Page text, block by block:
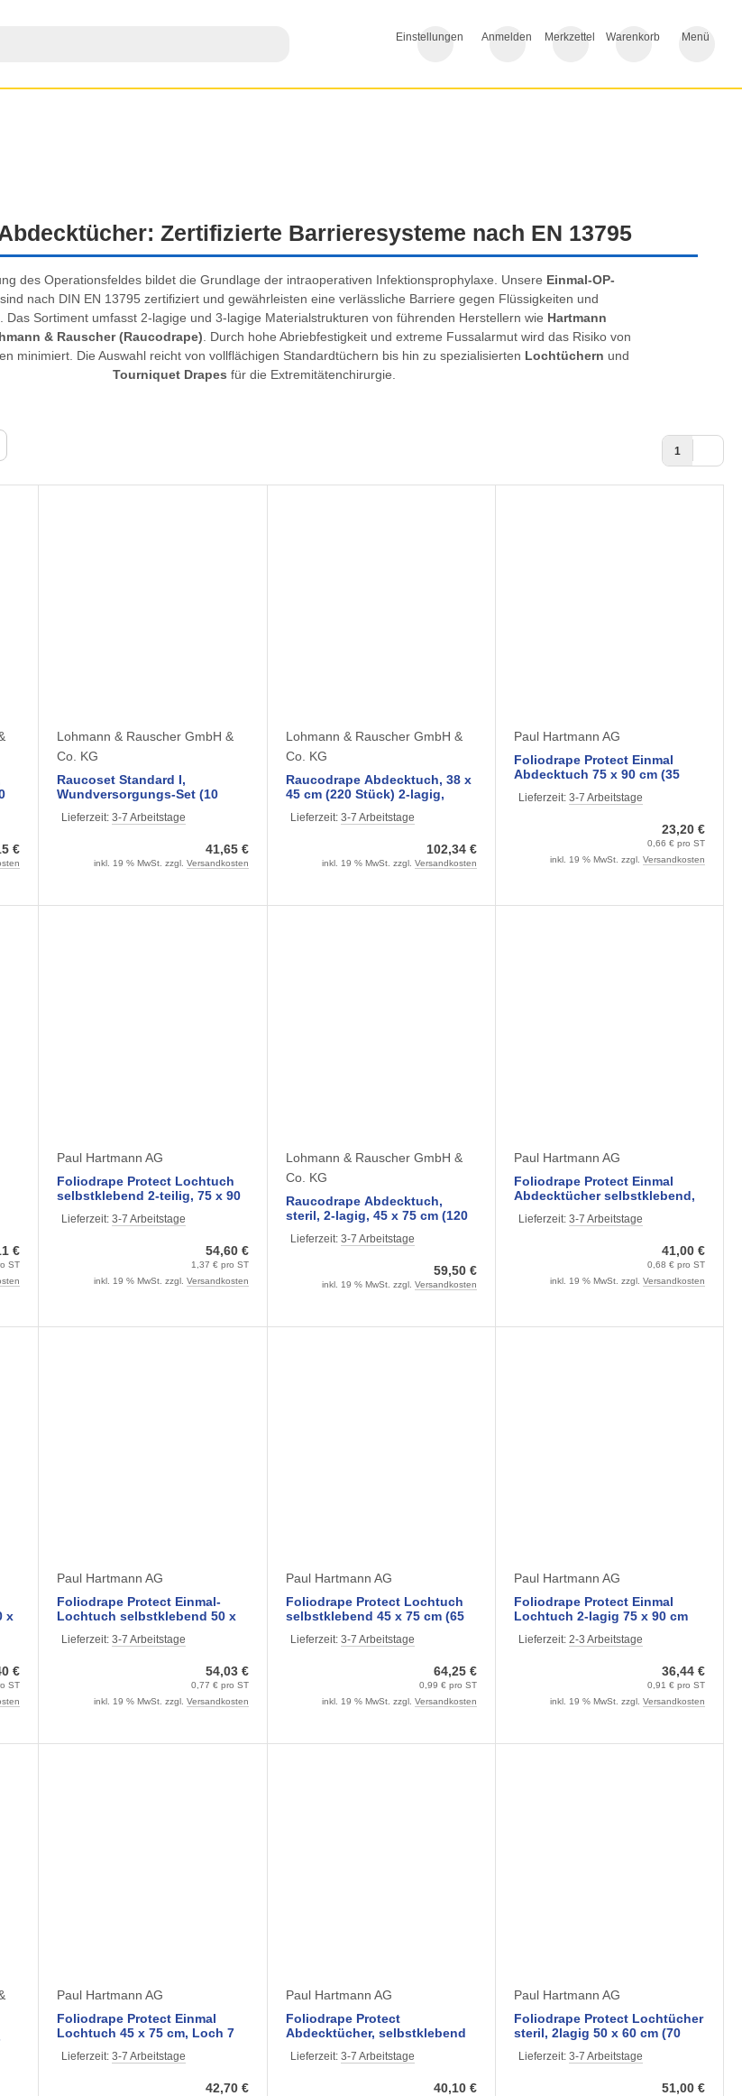
Einstellungen Anmelden Merkzettel Warenkorb Menü
Zertifizierte Barrieresysteme nach EN 13795
des Operationsfeldes bildet die Grundlage der intraoperativen Infektionsprophylaxe. Unsere Einmal-OP-
nach DIN EN 13795 zertifiziert und gewährleisten eine verlässliche Barriere gegen Flüssigkeiten und
Das Sortiment umfasst 2-lagige und 3-lagige Materialstrukturen von führenden Herstellern wie Hartmann
& Rauscher (Raucodrape) . Durch hohe Abriebfestigkeit und extreme Fussalarmut wird das Risiko von
minimiert. Die Auswahl reicht von vollflächigen Standardtüchern bis hin zu spezialisierten Lochtüchern und
Tourniquet Drapes für die Extremitätenchirurgie.
1
€
Lohmann & Rauscher GmbH &
Co. KG
Raucoset Standard I,
Wundversorgungs-Set (10
Lieferzeit:3-7 Arbeitstage
41,65 €
inkl. 19 % MwSt. zzgl. Versandkosten
Lohmann & Rauscher GmbH &
Co. KG
Raucodrape Abdecktuch, 38 x
45 cm (220 Stück) 2-lagig,
Lieferzeit: 3-7 Arbeitstage
102,34 €
inkl. 19 % MwSt. zzgl. Versandkosten
Paul Hartmann AG
Foliodrape Protect Einmal
Abdecktuch 75 x 90 cm (35
Lieferzeit: 3-7 Arbeitstage
23,20 €
0,66 € pro ST
inkl. 19 % MwSt. zzgl. Versandkosten
€
ST
Paul Hartmann AG
Foliodrape Protect Lochtuch
selbstklebend 2-teilig, 75 x 90
Lieferzeit:3-7 Arbeitstage
54,60 €
1,37 € pro ST
inkl. 19 % MwSt. zzgl. Versandkosten
Lohmann & Rauscher GmbH &
Co. KG
Raucodrape Abdecktuch,
steril, 2-lagig, 45 x 75 cm (120
Lieferzeit: 3-7 Arbeitstage
59,50 €
inkl. 19 % MwSt. zzgl. Versandkosten
Paul Hartmann AG
Foliodrape Protect Einmal
Abdecktücher selbstklebend,
steril
Lieferzeit: 3-7 Arbeitstage
41,00 €
0,68 € pro ST
inkl. 19 % MwSt. zzgl. Versandkosten
€
ST
Paul Hartmann AG
Foliodrape Protect Einmal-
Lochtuch selbstklebend 50 x
Lieferzeit:3-7 Arbeitstage
54,03 €
0,77 € pro ST
inkl. 19 % MwSt. zzgl. Versandkosten
Paul Hartmann AG
Foliodrape Protect Lochtuch
selbstklebend 45 x 75 cm (65
Lieferzeit: 3-7 Arbeitstage
64,25 €
0,99 € pro ST
inkl. 19 % MwSt. zzgl. Versandkosten
Paul Hartmann AG
Foliodrape Protect Einmal
Lochtuch 2-lagig 75 x 90 cm
Lieferzeit: 2-3 Arbeitstage
36,44 €
0,91 € pro ST
inkl. 19 % MwSt. zzgl. Versandkosten
Paul Hartmann AG
Foliodrape Protect Einmal
Lochtuch 45 x 75 cm, Loch 7
Lieferzeit:3-7 Arbeitstage
42,70 €
Paul Hartmann AG
Foliodrape Protect
Abdecktücher, selbstklebend
Stck.)
Lieferzeit: 3-7 Arbeitstage
40,10 €
Paul Hartmann AG
Foliodrape Protect Lochtücher
steril, 2lagig 50 x 60 cm (70
Lieferzeit: 3-7 Arbeitstage
51,00 €